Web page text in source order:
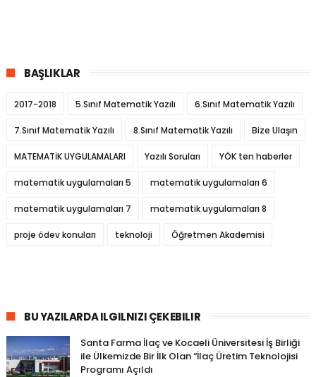
BAŞLIKLAR
2017-2018 5.Sınıf Matematik Yazılı 6.Sınıf Matematik Yazılı
7.Sınıf Matematik Yazılı 8.Sınıf Matematik Yazılı Bize Ulaşın
MATEMATİK UYGULAMALARI Yazılı Soruları YÖK ten haberler
matematik uygulamaları 5 matematik uygulamaları 6
matematik uygulamaları 7 matematik uygulamaları 8
proje ödev konuları teknoloji Öğretmen Akademisi
BU YAZILARDA ILGILNIZI ÇEKEBILIR
Santa Farma İlaç ve Kocaeli Üniversitesi İş Birliği
ile Ülkemizde Bir İlk Olan “İlaç Üretim Teknolojisi
Programı Açıldı